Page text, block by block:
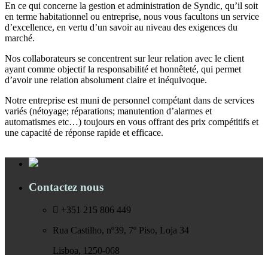
En ce qui concerne la gestion et administration de Syndic, qu’il soit
en terme habitationnel ou entreprise, nous vous facultons un service
d’excellence, en vertu d’un savoir au niveau des exigences du
marché.
Nos collaborateurs se concentrent sur leur relation avec le client
ayant comme objectif la responsabilité et honnêteté, qui permet
d’avoir une relation absolument claire et inéquivoque.
Notre entreprise est muni de personnel compétant dans de services
variés (nétoyage; réparations; manutention d’alarmes et
automatismes etc…) toujours en vous offrant des prix compétitifs et
une capacité de réponse rapide et efficace.
Contactez nous
+351 215 806 449
Rua Castilho, nº39, 7º Piso, Loja 34
Lisboa, 1250-068